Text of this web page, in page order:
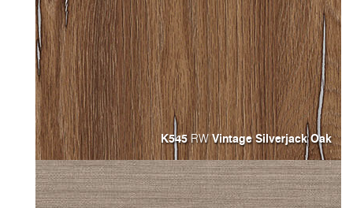
K545RWVintage Silverjack